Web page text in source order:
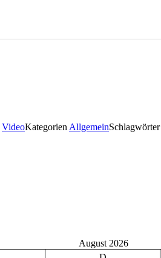
VideoKategorien AllgemeinSchlagwörter
August 2026